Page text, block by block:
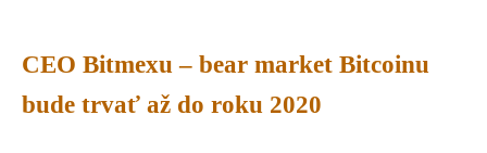
CEO Bitmexu – bear market Bitcoinu
bude trvať až do roku 2020